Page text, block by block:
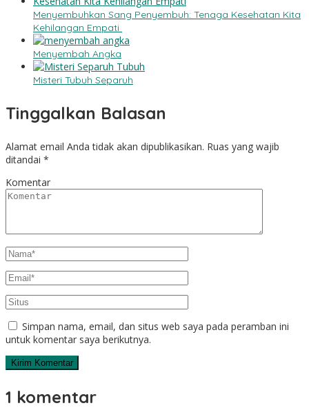
Menyembuhkan Sang Penyembuh: Tenaga Kesehatan Kita
Kehilangan Empati
Menyembah Angka
Misteri Tubuh Separuh
Tinggalkan Balasan
Alamat email Anda tidak akan dipublikasikan. Ruas yang wajib
ditandai *
Komentar
Simpan nama, email, dan situs web saya pada peramban ini
untuk komentar saya berikutnya.
1 komentar